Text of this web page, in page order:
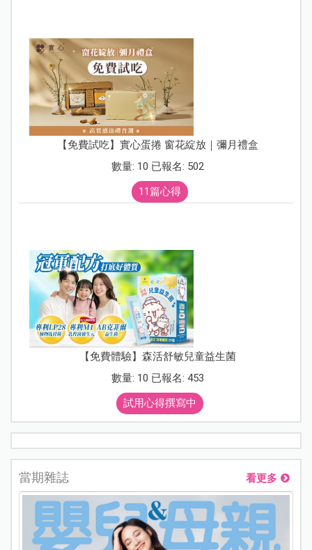
【免費試吃】實心蛋捲 窗花綻放｜彌月禮盒
數量: 10 已報名: 502
11篇心得
【免費體驗】森活舒敏兒童益生菌
數量: 10 已報名: 453
試用心得撰寫中
當期雜誌 看更多